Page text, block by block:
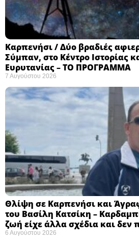
Καρπενήσι / Δύο βραδιές
Σύμπαν, στο Κέντρο Ιστορίας
Ευρυτανίας – ΤΟ ΠΡΟΓΡΑΜΜΑ
7 Αυγούστου 2026
Θλίψη σε Καρπενήσι και
του Βασίλη Κατσίκη –
ζωή είχε άλλα σχέδια και δεν
6 Αυγούστου 2026